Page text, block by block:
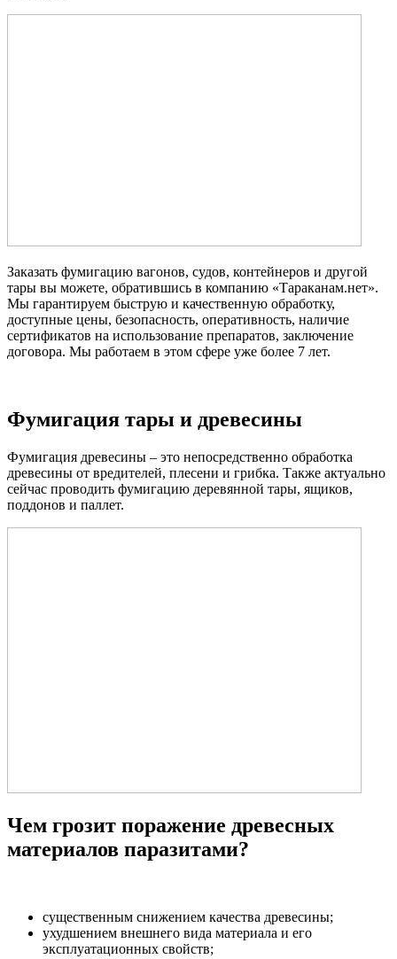
Заказать фумигацию вагонов, судов, контейнеров и другой
тары вы можете, обратившись в компанию «Тараканам.нет».
Мы гарантируем быструю и качественную обработку,
доступные цены, безопасность, оперативность, наличие
сертификатов на использование препаратов, заключение
договора. Мы работаем в этом сфере уже более 7 лет.
Фумигация тары и древесины
Фумигация древесины – это непосредственно обработка
древесины от вредителей, плесени и грибка. Также актуально
сейчас проводить фумигацию деревянной тары, ящиков,
поддонов и паллет.
Чем грозит поражение древесных
материалов паразитами?
существенным снижением качества древесины;
ухудшением внешнего вида материала и его
эксплуатационных свойств;